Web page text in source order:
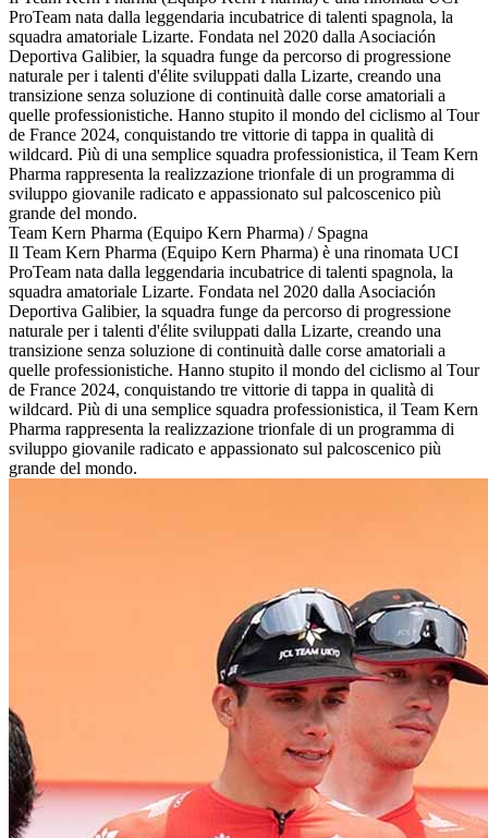
ProTeam nata dalla leggendaria incubatrice di talenti spagnola, la
squadra amatoriale Lizarte. Fondata nel 2020 dalla Asociación
Deportiva Galibier, la squadra funge da percorso di progressione
naturale per i talenti d'élite sviluppati dalla Lizarte, creando una
transizione senza soluzione di continuità dalle corse amatoriali a
quelle professionistiche. Hanno stupito il mondo del ciclismo al Tour
de France 2024, conquistando tre vittorie di tappa in qualità di
wildcard. Più di una semplice squadra professionistica, il Team Kern
Pharma rappresenta la realizzazione trionfale di un programma di
sviluppo giovanile radicato e appassionato sul palcoscenico più
grande del mondo.
Team Kern Pharma (Equipo Kern Pharma) / Spagna
Il Team Kern Pharma (Equipo Kern Pharma) è una rinomata UCI
ProTeam nata dalla leggendaria incubatrice di talenti spagnola, la
squadra amatoriale Lizarte. Fondata nel 2020 dalla Asociación
Deportiva Galibier, la squadra funge da percorso di progressione
naturale per i talenti d'élite sviluppati dalla Lizarte, creando una
transizione senza soluzione di continuità dalle corse amatoriali a
quelle professionistiche. Hanno stupito il mondo del ciclismo al Tour
de France 2024, conquistando tre vittorie di tappa in qualità di
wildcard. Più di una semplice squadra professionistica, il Team Kern
Pharma rappresenta la realizzazione trionfale di un programma di
sviluppo giovanile radicato e appassionato sul palcoscenico più
grande del mondo.